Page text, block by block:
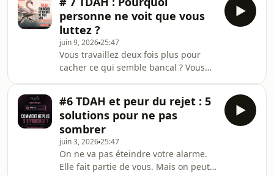
pratique : un plan simple pour poser
le masque sans tout casser.D'abord,
trois signaux pour repérer que vous
sur-compensez. Ensuite, la règle d'or :
on n'enlève jamais le masque d'un
coup — on choisit ses « eaux calmes
», où, quand et avec qui. Enfin, un p
personne ne voit que vous
luttez ?
juin 9, 202625:47
Vous travaillez deux fois plus pour
cacher ce qui semble bancal ? Vous
effondrez le soir venu ? Ce premier
épisode de notre série sur le masking
est pour vous.Le masking ou «
masque de compétence » c'est
l'ensemble des stratégies que tant de
femmes TDAH mettent en place pour
#6 TDAH et peur du rejet : 5
solutions pour ne pas
sombrer
juin 3, 202625:47
On ne va pas éteindre votre alarme.
Elle fait partie de vous. Mais on peut